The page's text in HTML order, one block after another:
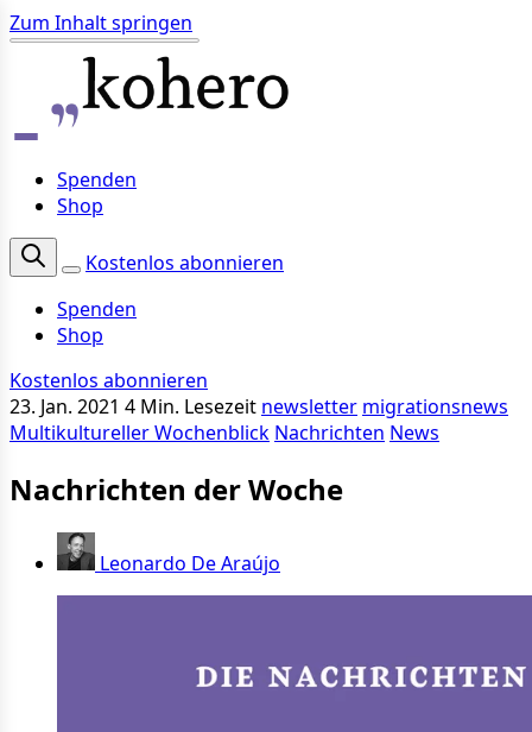
Zum Inhalt springen
Spenden
Shop
Kostenlos abonnieren
Spenden
Shop
Kostenlos abonnieren
23. Jan. 2021 4 Min. Lesezeit newsletter migrationsnews
Multikultureller Wochenblick Nachrichten News
Nachrichten der Woche
Leonardo De Araújo